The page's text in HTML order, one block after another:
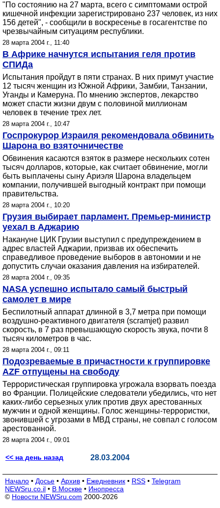
"По состоянию на 27 марта, всего с симптомами острой
кишечной инфекции зарегистрировано 237 человек, из них
156 детей", - сообщили в воскресенье в госагентстве по
чрезвычайным ситуациям республики.
28 марта 2004 г., 11:40
В Африке начнутся испытания геля против
СПИДа
Испытания пройдут в пяти странах. В них примут участие
12 тысяч женщин из Южной Африки, Замбии, Танзании,
Уганды и Камеруна. По мнению экспертов, лекарство
может спасти жизни двум с половиной миллионам
человек в течение трех лет.
28 марта 2004 г., 10:47
Госпрокурор Израиля рекомендовала обвинить
Шарона во взяточничестве
Обвинения касаются взяток в размере нескольких сотен
тысяч долларов, которые, как считает обвинение, могли
быть выплачены сыну Ариэля Шарона владельцем
компании, получившей выгодный контракт при помощи
правительства.
28 марта 2004 г., 10:20
Грузия выбирает парламент. Премьер-министр
уехал в Аджарию
Накануне ЦИК Грузии выступил с предупреждением в
адрес властей Аджарии, призвав их обеспечить
справедливое проведение выборов в автономии и не
допустить случаи оказания давления на избирателей.
28 марта 2004 г., 09:35
NASA успешно испытало самый быстрый
самолет в мире
Беспилотный аппарат длинной в 3,7 метра при помощи
воздушно-реактивного двигателя (scramjet) развил
скорость, в 7 раз превышающую скорость звука, почти 8
тысяч километров в час.
28 марта 2004 г., 09:11
Подозреваемые в причастности к группировке
AZF отпущены на свободу
Террористическая группировка угрожала взорвать поезда
во Франции. Полицейские следователи убедились, что нет
каких-либо серьезных улик против двух арестованных
мужчин и одной женщины. Голос женщины-террористки,
звонившей с угрозами в МВД страны, не совпал с голосом
арестованной.
28 марта 2004 г., 09:01
<< на день назад 28.03.2004
Начало • Досье • Архив • Ежедневник • RSS • Telegram
NEWSru.co.il • В Москве • Инопресса
© Новости NEWSru.com 2000-2026